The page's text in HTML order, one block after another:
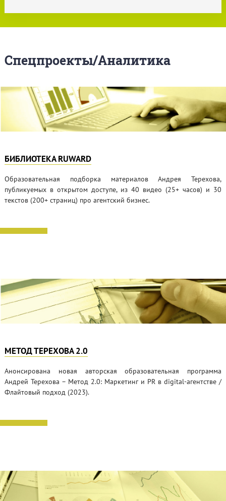
Спецпроекты/Аналитика
БИБЛИОТЕКА RUWARD
Образовательная подборка материалов Андрея Терехова,
публикуемых в открытом доступе, из 40 видео (25+ часов) и 30
текстов (200+ страниц) про агентский бизнес.
МЕТОД ТЕРЕХОВА 2.0
Анонсирована новая авторская образовательная программа
Андрей Терехова – Метод 2.0: Маркетинг и PR в digital-агентстве /
Флайтовый подход (2023).